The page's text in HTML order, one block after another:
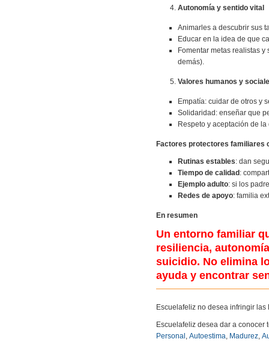
Autonomía y sentido vital
Animarles a descubrir sus
Educar en la idea de que
Fomentar metas realistas
demás).
Valores humanos y
Empatía: cuidar de otros y
Solidaridad: enseñar que
Respeto y aceptación de
Factores protectores familiares
Rutinas estables: dan
Tiempo de calidad:
Ejemplo adulto: si los
Redes de apoyo: familia
En resumen
Un entorno familiar
resiliencia,
suicidio. No elimina
ayuda y encontrar
Escuelafeliz no desea infringir
Escuelafeliz desea dar a
Personal, Autoestima, Madurez,